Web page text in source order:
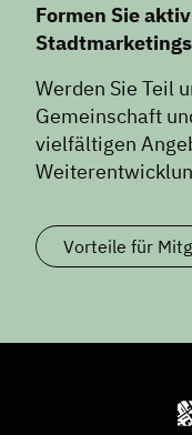
Formen Sie
Werden Sie Teil
Gemeinschaft
vielfältigen
Vorteile für